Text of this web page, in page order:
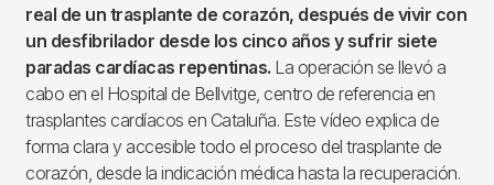
real de un trasplante de corazón, después de vivir con
un desfibrilador desde los cinco años y sufrir siete
paradas cardíacas repentinas. La operación se llevó a
cabo en el Hospital de Bellvitge, centro de referencia en
trasplantes cardíacos en Cataluña. Este vídeo explica de
forma clara y accesible todo el proceso del trasplante de
corazón, desde la indicación médica hasta la recuperación.